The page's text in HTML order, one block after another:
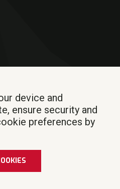
sesión
device and
ensure security and
preferences by